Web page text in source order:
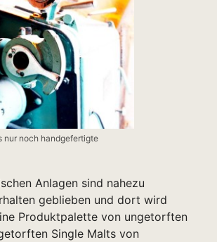
nur noch handgefertigte
Anlagen sind nahezu
geblieben und dort wird
Produktpalette von ungetorften
Single Malts von